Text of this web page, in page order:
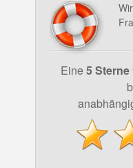
Eine 5 Sterne